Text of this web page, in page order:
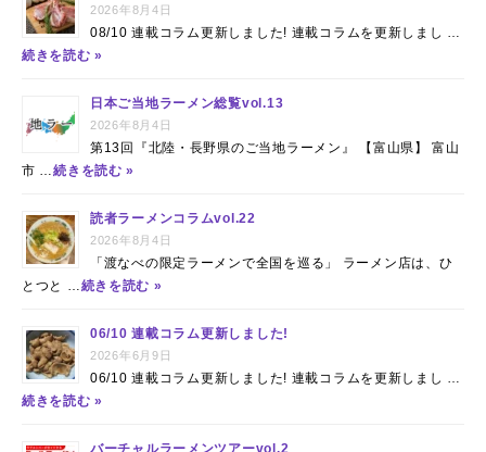
2026年8月4日
08/10 連載コラム更新しました! 連載コラムを更新しまし …
続きを読む »
日本ご当地ラーメン総覧vol.13
2026年8月4日
第13回『北陸・長野県のご当地ラーメン』 【富山県】 富山
市 …続きを読む »
読者ラーメンコラムvol.22
2026年8月4日
「渡なべの限定ラーメンで全国を巡る」 ラーメン店は、ひ
とつと … 続きを読む »
06/10 連載コラム更新しました!
2026年6月9日
06/10 連載コラム更新しました! 連載コラムを更新しまし …
続きを読む »
バーチャルラーメンツアーvol.2